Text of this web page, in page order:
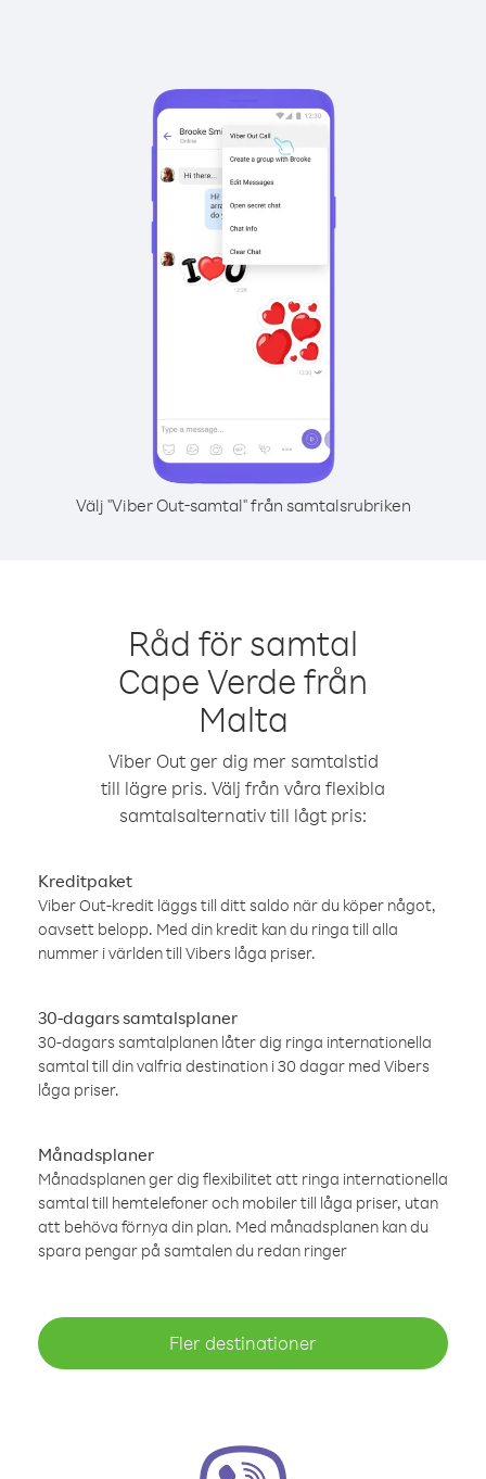
Välj "Viber Out-samtal" från samtalsrubriken
Råd för samtal
Cape Verde från
Malta
Viber Out ger dig mer samtalstid
till lägre pris. Välj från våra flexibla
samtalsalternativ till lågt pris:
Kreditpaket
Viber Out-kredit läggs till ditt saldo när du köper något,
oavsett belopp. Med din kredit kan du ringa till alla
nummer i världen till Vibers låga priser.
30-dagars samtalsplaner
30-dagars samtalplanen låter dig ringa internationella
samtal till din valfria destination i 30 dagar med Vibers
låga priser.
Månadsplaner
Månadsplanen ger dig flexibilitet att ringa internationella
samtal till hemtelefoner och mobiler till låga priser, utan
att behöva förnya din plan. Med månadsplanen kan du
spara pengar på samtalen du redan ringer
Fler destinationer